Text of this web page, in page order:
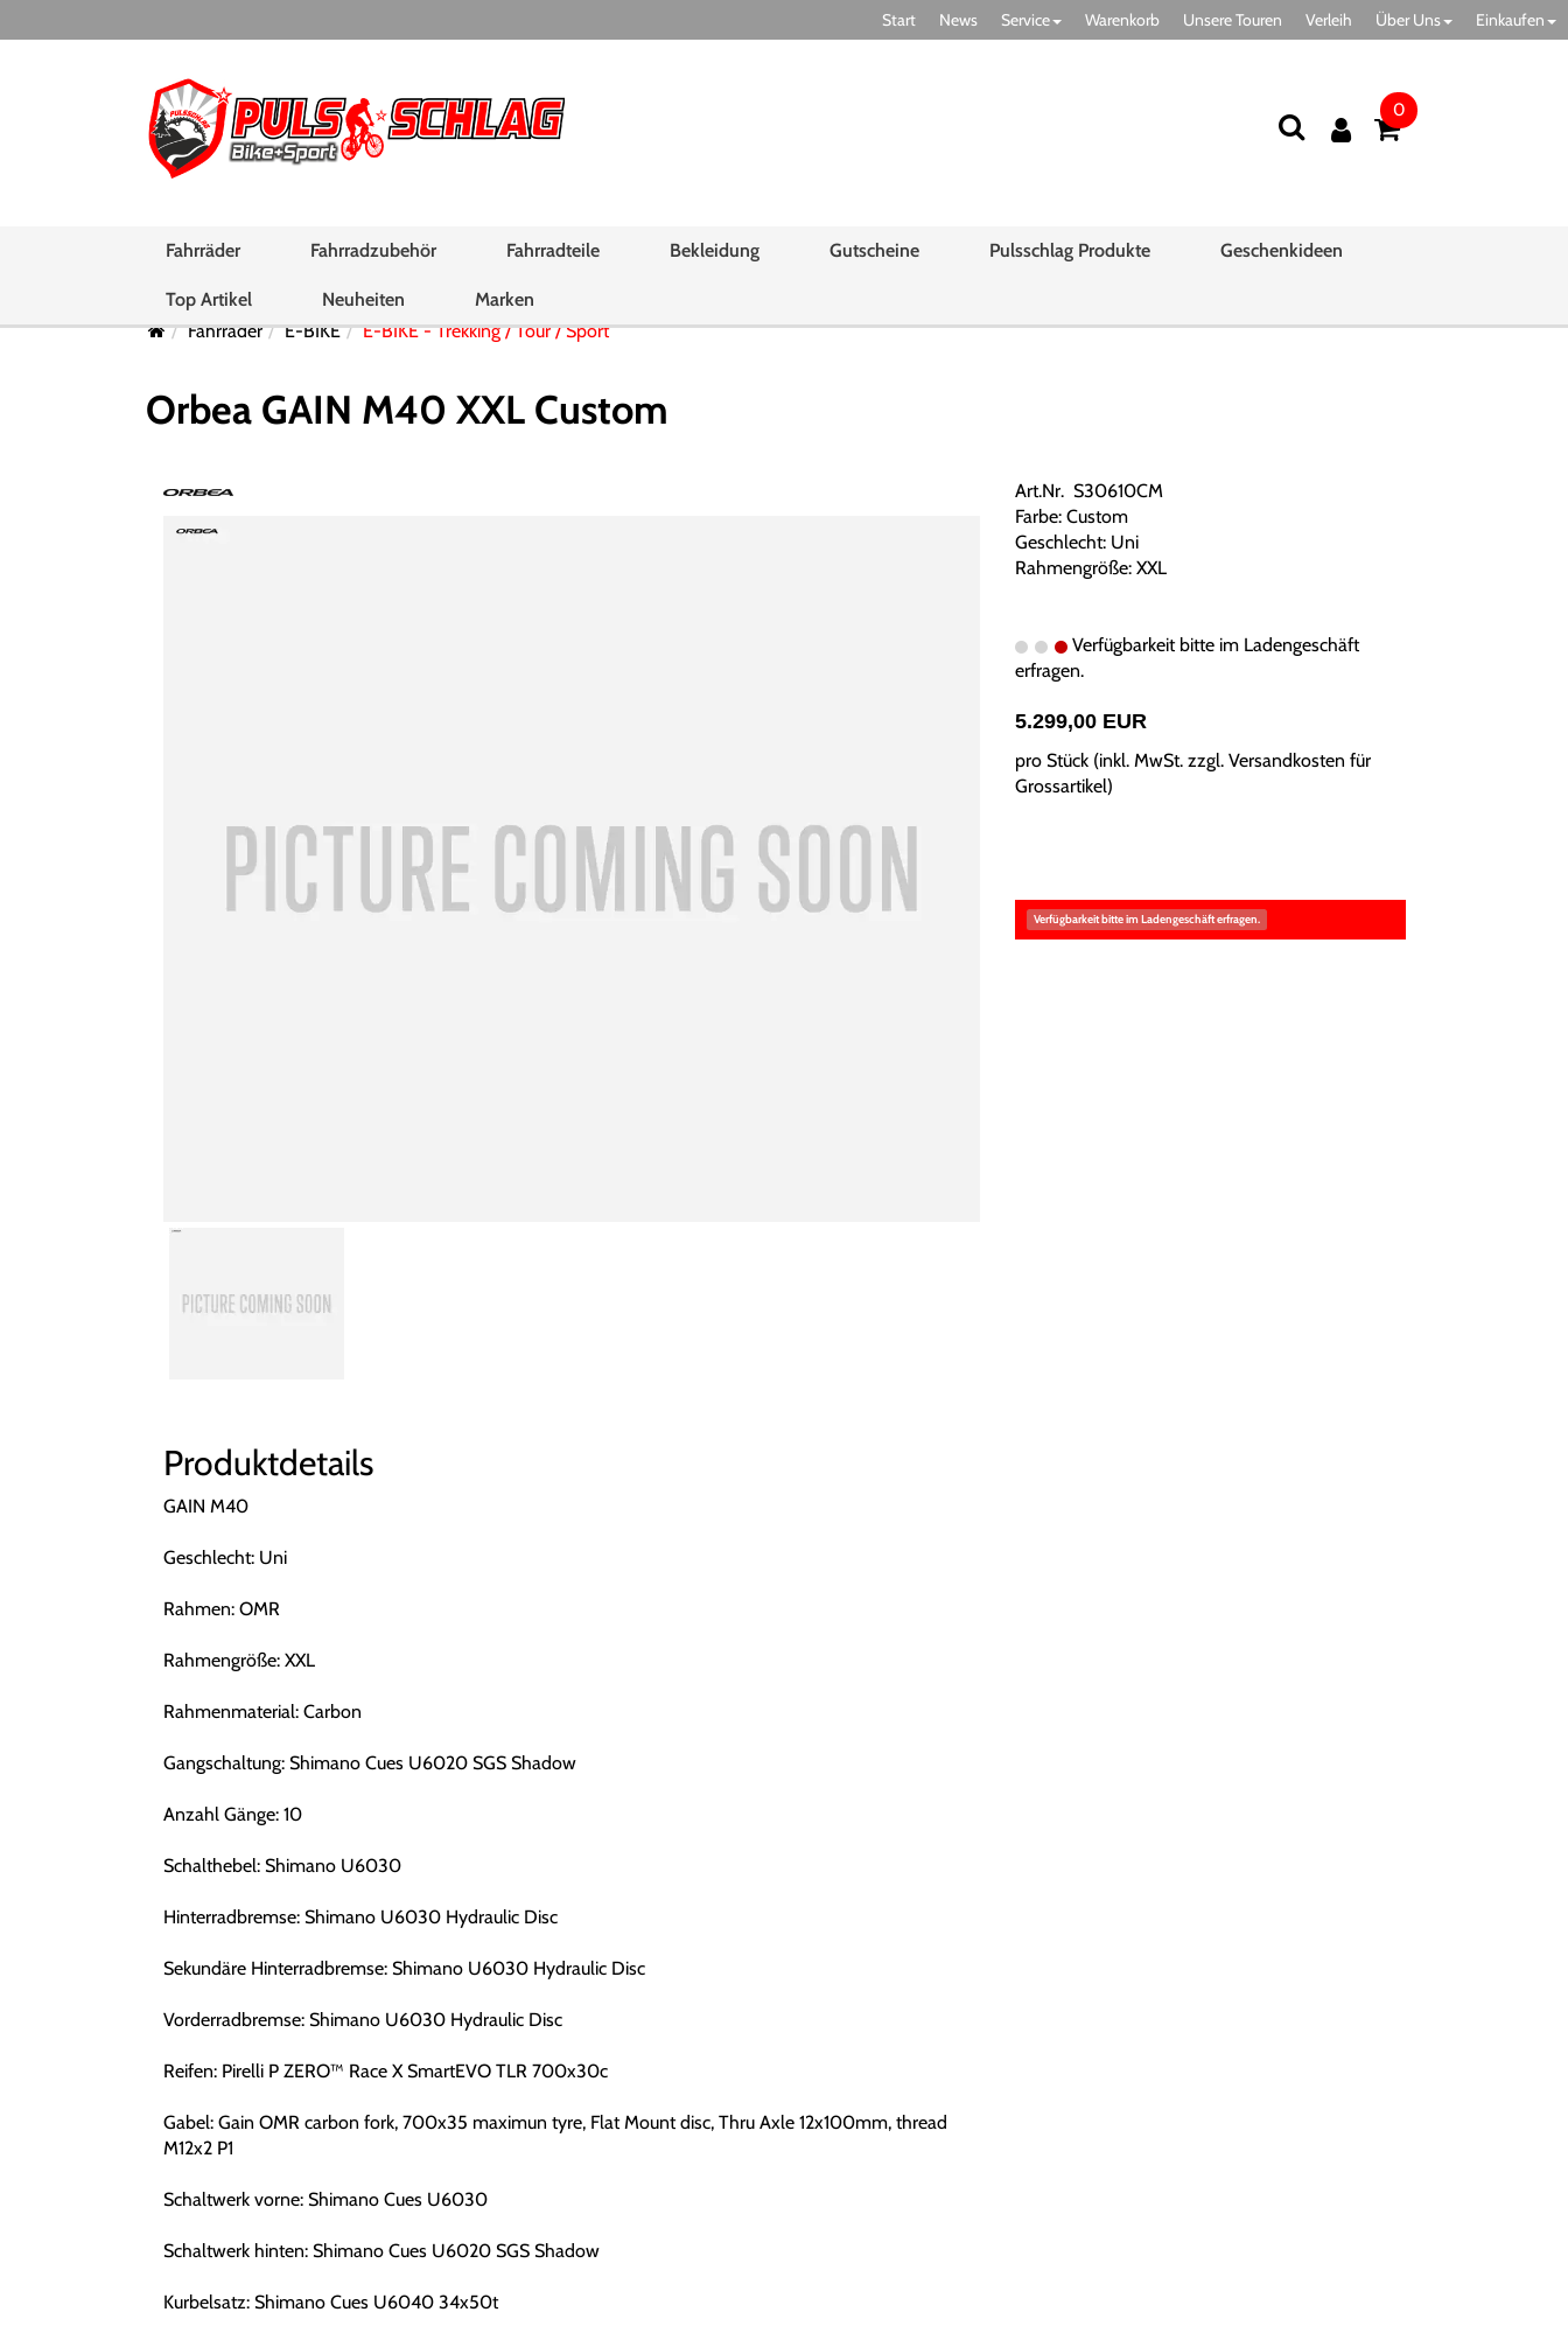
Start News Service Warenkorb Unsere Touren Verleih Über Uns Einkaufen
0
Fahrräder Fahrradzubehör Fahrradteile Bekleidung Gutscheine Pulsschlag Produkte Geschenkideen
Top Artikel Neuheiten
Marken
Fahrräder
E-BIKE E-BIKE - Trekking / Tour / Sport
Orbea GAIN M40 XXL Custom
Produktdetails
GAIN M40
Geschlecht: Uni
Rahmen: OMR
Rahmengröße: XXL
Rahmenmaterial: Carbon
Gangschaltung: Shimano Cues U6020 SGS Shadow
Anzahl Gänge: 10
Schalthebel: Shimano U6030
Hinterradbremse: Shimano U6030 Hydraulic Disc
Sekundäre Hinterradbremse: Shimano U6030 Hydraulic Disc
Vorderradbremse: Shimano U6030 Hydraulic Disc
Reifen: Pirelli P ZERO™ Race X SmartEVO TLR 700x30c
Gabel: Gain OMR carbon fork, 700x35 maximun tyre, Flat Mount disc, Thru Axle 12x100mm, thread
M12x2 P1
Schaltwerk vorne: Shimano Cues U6030
Schaltwerk hinten: Shimano Cues U6020 SGS Shadow
Kurbelsatz: Shimano Cues U6040 34x50t
Art.Nr. S30610CM
Farbe: Custom
Geschlecht: Uni
Rahmengröße: XXL
Verfügbarkeit bitte im Ladengeschäft
erfragen.
5.299,00 EUR
pro Stück (inkl. MwSt. zzgl. Versandkosten für
Grossartikel)
Verfügbarkeit bitte im Ladengeschäft erfragen.